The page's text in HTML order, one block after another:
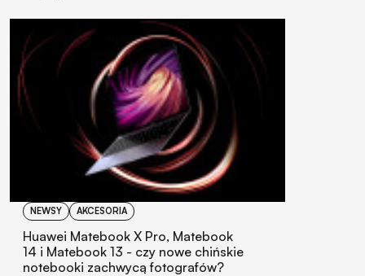
NEWSY AKCESORIA
Huawei Matebook X Pro, Matebook
14 i Matebook 13 - czy nowe chińskie
notebooki zachwycą fotografów?